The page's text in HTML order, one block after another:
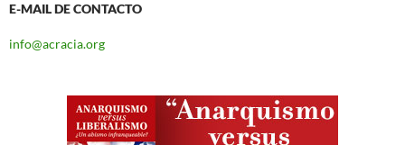
E-MAIL DE CONTACTO
info@acracia.org